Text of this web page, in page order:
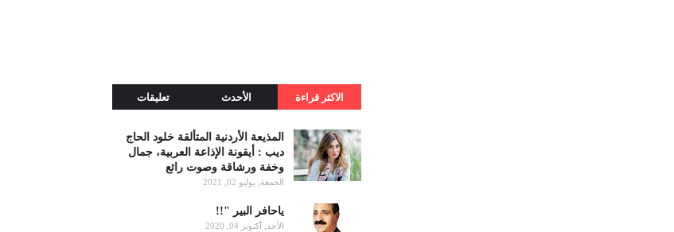
الاكثر قراءة الأحدث تعليقات
المذيعة الأردنية المتألقة خلود الحاج
ديب : أيقونة الإذاعة العربية، جمال
وخفة ورشاقة وصوت رائع
الجمعة, يوليو 02, 2021
ياحافر البير "!!
الأحد, أكتوبر 04, 2020